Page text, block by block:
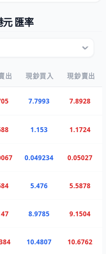
元 匯率
出 現鈔買入 現鈔賣出
7.7993 7.8928
1.153 1.1724
0.049234 0.05027
5.476 5.5878
8.9785 9.1504
10.4807 10.6762